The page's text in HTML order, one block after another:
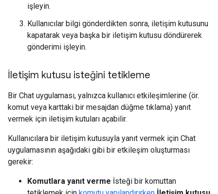
işleyin.
Kullanıcılar bilgi gönderdikten sonra, iletişim kutusunu
kapatarak veya başka bir iletişim kutusu döndürerek
gönderimi işleyin.
İletişim kutusu isteğini tetikleme
Bir Chat uygulaması, yalnızca kullanıcı etkileşimlerine (ör.
komut veya karttaki bir mesajdan düğme tıklama) yanıt
vermek için iletişim kutuları açabilir.
Kullanıcılara bir iletişim kutusuyla yanıt vermek için Chat
uygulamasının aşağıdaki gibi bir etkileşim oluşturması
gerekir:
Komutlara yanıt verme İsteği bir komuttan